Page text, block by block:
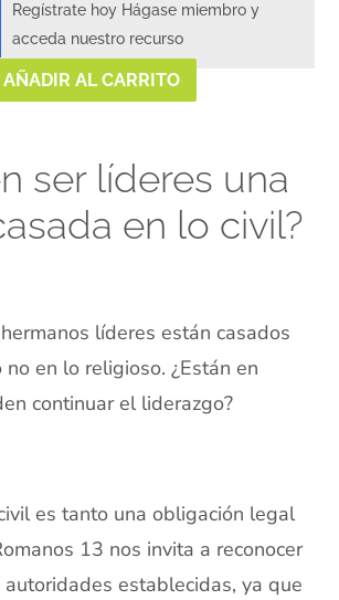
Regístrate hoy Hágase miembro y
acceda nuestro recurso
AÑADIR AL CARRITO
ser líderes una
en lo civil?
líderes están casados
en lo religioso. ¿Están en
continuar el liderazgo?
es tanto una obligación legal
13 nos invita a reconocer
establecidas, ya que